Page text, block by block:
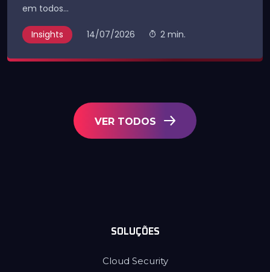
em todos...
Insights 14/07/2026 2 min.
VER TODOS
SOLUÇÕES
Cloud Security